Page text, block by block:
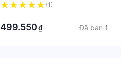
(1)
499.550₫ Đã bán 1